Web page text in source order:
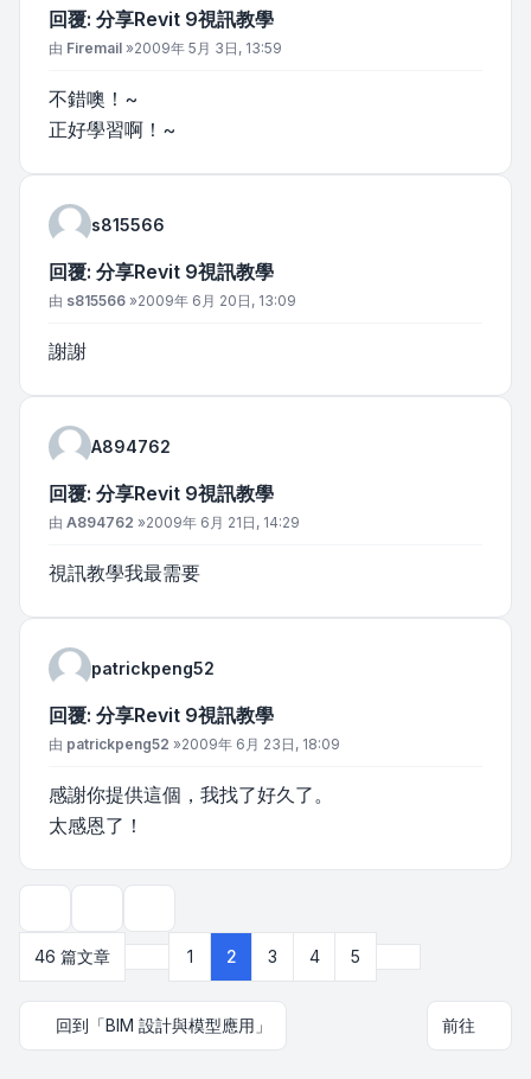
回覆: 分享Revit 9視訊教學
文章
由 Firemail »2009年 5月 3日, 13:59
不錯噢！~
正好學習啊！~
s815566
回覆: 分享Revit 9視訊教學
文章
由 s815566 »2009年 6月 20日, 13:09
謝謝
A894762
回覆: 分享Revit 9視訊教學
文章
由 A894762 »2009年 6月 21日, 14:29
視訊教學我最需要
patrickpeng52
回覆: 分享Revit 9視訊教學
文章
由 patrickpeng52 »2009年 6月 23日, 18:09
感謝你提供這個，我找了好久了。
太感恩了！
46 篇文章
上一頁1 2 3 4 5
回到「BIM 設計與模型應用」 前往